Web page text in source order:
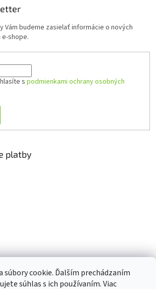
súbory cookie. Ďalším prechádzaním
súhlas s ich používaním. Viac
Vám budeme zasielať informácie o nových
shope.
s podmienkami ochrany osobných
platby